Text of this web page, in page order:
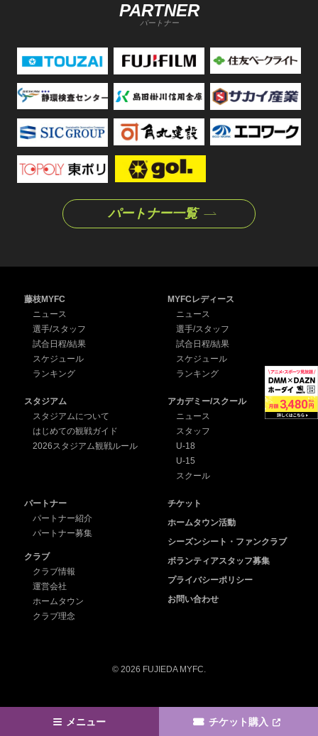
メニュー チケット購入
PARTNER
パートナー
パートナー一覧
藤枝MYFC
ニュース
選手/スタッフ
試合日程/結果
スケジュール
ランキング
MYFCレディース
ニュース
選手/スタッフ
試合日程/結果
スケジュール
ランキング
スタジアム
スタジアムについて
はじめての観戦ガイド
2026スタジアム観戦ルール
アカデミー/スクール
ニュース
スタッフ
U-18
U-15
スクール
パートナー
パートナー紹介
パートナー募集
クラブ
クラブ情報
運営会社
ホームタウン
クラブ理念
チケット
ホームタウン活動
シーズンシート・ファンクラブ
ボランティアスタッフ募集
プライバシーポリシー
お問い合わせ
© 2026 FUJIEDA MYFC.